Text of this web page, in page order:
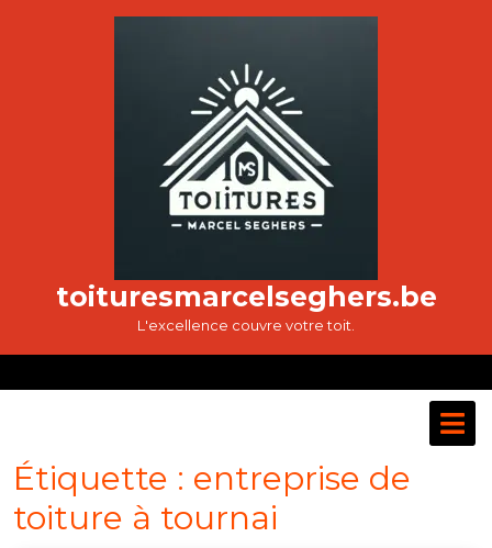
toituresmarcelseghers.be
L'excellence couvre votre toit.
Étiquette : entreprise de
toiture à tournai